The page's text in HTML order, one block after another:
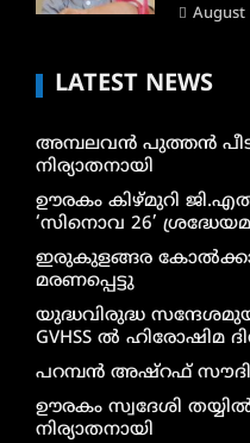
August
LATEST NEWS
അമ്പലവൻ പുത്തൻ
നിര്യാതനായി
ഊരകം കിഴ്മുറി
‘സിനൊവ 26’
ഇരുകുളങ്ങര
മരണപ്പെട്ടു
യുദ്ധവിരുദ്ധ
GVHSS ൽ ഹിരോഷിമ
പറമ്പൻ അഷ്‌റഫ്
ഊരകം സ്വദേശി
നിര്യാതനായി